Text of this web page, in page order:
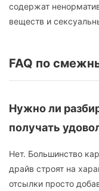
содержат
веществ и
FAQ по
Нужно ли
получать
Нет. Большинство
драйв строят на
отсылки просто